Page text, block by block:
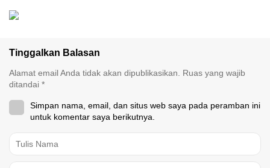
Tinggalkan Balasan
Alamat email Anda tidak akan dipublikasikan.
Ruas yang wajib
ditandai *
Simpan nama, email, dan situs web saya pada peramban ini
untuk komentar saya berikutnya.